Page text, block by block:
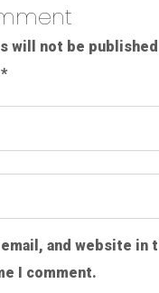
will not be
*
email, and website in
I comment.